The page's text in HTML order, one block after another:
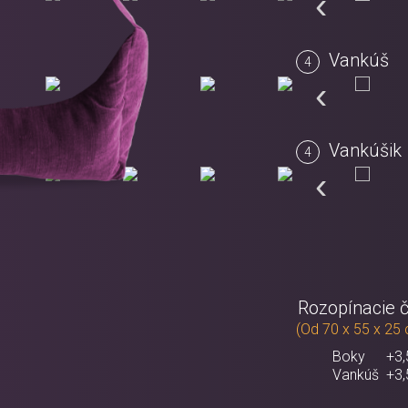
Vankúš
‹
Vankúšik
‹
Rozopínacie
(Od 70 x 55 x 25
Boky
Vankúš